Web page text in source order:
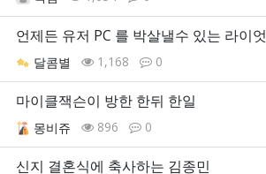
언제든 유저 PC 를 박살낼수 있는 라이엇
달콤별 1,168 0
마이클잭슨이 방한 한뒤 한일
몽비쥬 896 0
신지 결혼식에 축사하는 김종민